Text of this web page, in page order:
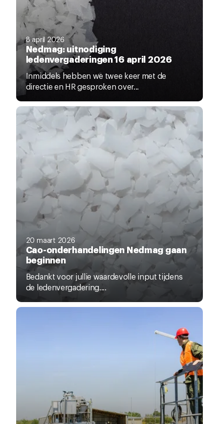
8 april 2026
Nedmag: uitnodiging
ledenvergaderingen 16 april 2026
Inmiddels hebben we twee keer met de
directie en HR gesproken over...
20 maart 2026
Cao-onderhandelingen Nedmag gaan
beginnen
Bedankt voor jullie waardevolle input tijdens
de ledenvergadering....